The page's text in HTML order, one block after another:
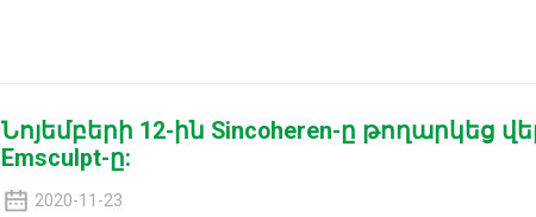
Նոյեմբերի 12-ին Sincoheren-ը թողարկեց
Emsculpt-ը:
2020-11-23